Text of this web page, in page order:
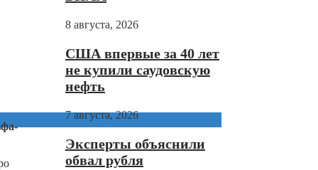
8 августа, 2026
США впервые за 40 лет
не купили саудовскую
нефть
7 августа, 2026
Эксперты объяснили
обвал рубля